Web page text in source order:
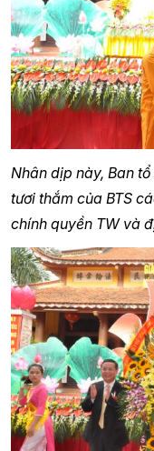
Nhân dịp này, Ban
tươi thắm của BTS
chính quyền TW và